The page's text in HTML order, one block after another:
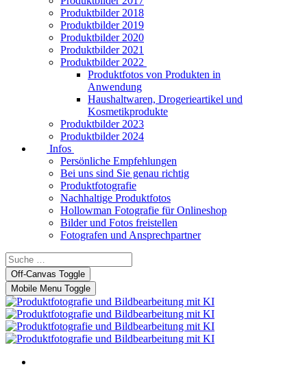
Produktbilder 2018
Produktbilder 2019
Produktbilder 2020
Produktbilder 2021
Produktbilder 2022
Produktfotos von Produkten in
Anwendung
Haushaltwaren, Drogerieartikel und
Kosmetikprodukte
Produktbilder 2023
Produktbilder 2024
Infos
Persönliche Empfehlungen
Bei uns sind Sie genau richtig
Produktfotografie
Nachhaltige Produktfotos
Hollowman Fotografie für Onlineshop
Bilder und Fotos freistellen
Fotografen und Ansprechpartner
Off-Canvas Toggle
Mobile Menu Toggle